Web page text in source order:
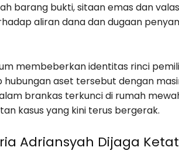
barang bukti, sitaan emas dan
aliran dana dan dugaan
membeberkan identitas rinci
hubungan aset tersebut dengan
brankas terkunci di rumah
kasus yang kini terus bergerak.
Adriansyah Dijaga Ketat